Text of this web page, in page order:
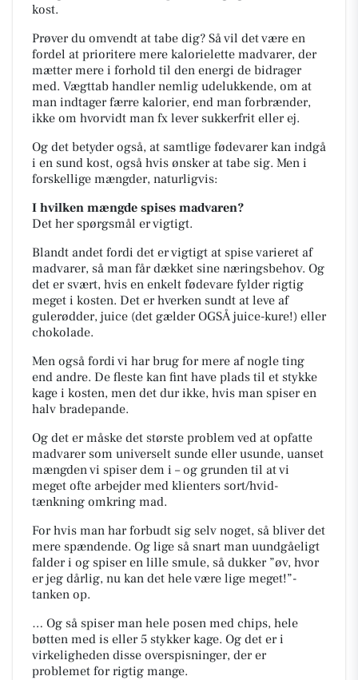
kost.
Prøver du omvendt at tabe dig? Så vil det være en
fordel at prioritere mere kalorielette madvarer, der
mætter mere i forhold til den energi de bidrager
med. Vægttab handler nemlig udelukkende, om at
man indtager færre kalorier, end man forbrænder,
ikke om hvorvidt man fx lever sukkerfrit eller ej.
Og det betyder også, at samtlige fødevarer kan indgå
i en sund kost, også hvis ønsker at tabe sig. Men i
forskellige mængder, naturligvis:
I hvilken mængde spises madvaren?
Det her spørgsmål er vigtigt.
Blandt andet fordi det er vigtigt at spise varieret af
madvarer, så man får dækket sine næringsbehov. Og
det er svært, hvis en enkelt fødevare fylder rigtig
meget i kosten. Det er hverken sundt at leve af
gulerødder, juice (det gælder OGSÅ juice-kure!) eller
chokolade.
Men også fordi vi har brug for mere af nogle ting
end andre. De fleste kan fint have plads til et stykke
kage i kosten, men det dur ikke, hvis man spiser en
halv bradepande.
Og det er måske det største problem ved at opfatte
madvarer som universelt sunde eller usunde, uanset
mængden vi spiser dem i – og grunden til at vi
meget ofte arbejder med klienters sort/hvid-
tænkning omkring mad.
For hvis man har forbudt sig selv noget, så bliver det
mere spændende. Og lige så snart man uundgåeligt
falder i og spiser en lille smule, så dukker ”øv, hvor
er jeg dårlig, nu kan det hele være lige meget!”-
tanken op.
… Og så spiser man hele posen med chips, hele
bøtten med is eller 5 stykker kage. Og det er i
virkeligheden disse overspisninger, der er
problemet for rigtig mange.